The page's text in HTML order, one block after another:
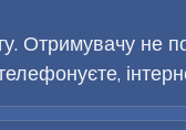
Отримувачу не